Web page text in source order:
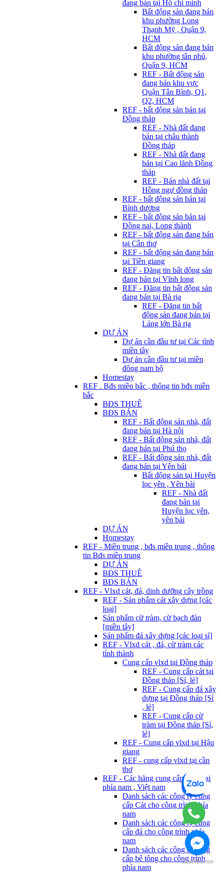
đang bán tại Hồ chí minh
Bất động sản đang bán
khu phường Long
Thạnh Mỹ , Quận 9,
HCM
Bất động sản đang bán
khu phường tân phú,
Quận 9, HCM
REF - Bất động sản
đang bán khu vực
Quận Tân Bình, Q1,
Q2, HCM
REF - bất động sản bán tại
Đồng tháp
REF - Nhà đất đang
bán tại châu thành
Đồng tháp
REF - Nhà đất đang
bán tại Cao lãnh Đồng
tháp
REF - Bán nhà đất tại
Hồng ngự đồng tháp
REF - bất động sản bán tại
Bình dương
REF - bất động sản bán tại
Đồng nai, Long thành
REF - bất động sản đang bán
tại Cần thơ
REF - bất động sản đang bán
tại Tiền giang
REF - Đăng tin bất động sản
đang bán tại Vĩnh long
REF - Đăng tin bất động sản
đang bán tại Bà rịa
REF - Đăng tin bất
động sản đang bán tại
Láng lớn Bà rịa
DỰ ÁN
Dự án cần đầu tư tại Các tỉnh
miền tây
Dự án cần đầu tư tại miền
đông nam bộ
Homestay
REF . Bđs miền bắc , thông tin bđs miền
bắc
BĐS THUÊ
BĐS BÁN
REF - Bất động sản nhà, đất
đang bán tại Hà nội
REF - Bất động sản nhà, đất
đang bán tại Phú thọ
REF - Bất động sản nhà, đất
đang bán tại Yên bái
Bất động sản tại Huyện
lục yên , Yên bái
REF - Nhà đất
đang bán tại
Huyện lục yên,
yên bái
DỰ ÁN
Homestay
REF - Miền trung , bđs miền trung , thông
tin Bđs miền trung
DỰ ÁN
BĐS THUÊ
BĐS BÁN
REF - Vlxd cát, đá, dinh dưỡng cây trồng
REF - Sản phẩm cát xây dựng [các
loại]
Sản phẩm cừ tràm, cừ bạch đàn
[miền tây]
Sản phẩm đá xây dựng [các loại sỉ]
REF - Vlxd cát , đá, cừ tràm các
tỉnh thành
Cung cấp vlxd tại Đồng tháp
REF - Cung cấp cát tại
Đồng tháp [Sỉ, lẻ]
REF - Cung cấp đá xây
dựng tại Đồng tháp [Sỉ
, lẻ]
REF - Cung cấp cừ
tràm tại Đồng tháp [Sỉ,
lẻ]
REF - Cung cấp vlxd tại Hậu
giang
REF - cung cấp vlxd tại cần
thơ
REF - Các hãng cung cấp Vlxd tại
phía nam , Việt nam
Danh sách các công ty cung
cấp Cát cho công trình phía
nam
Danh sách các công ty cung
cấp đá cho công trình phía
nam
Danh sách các công ty cung
cấp bê tông cho công trình
phía nam